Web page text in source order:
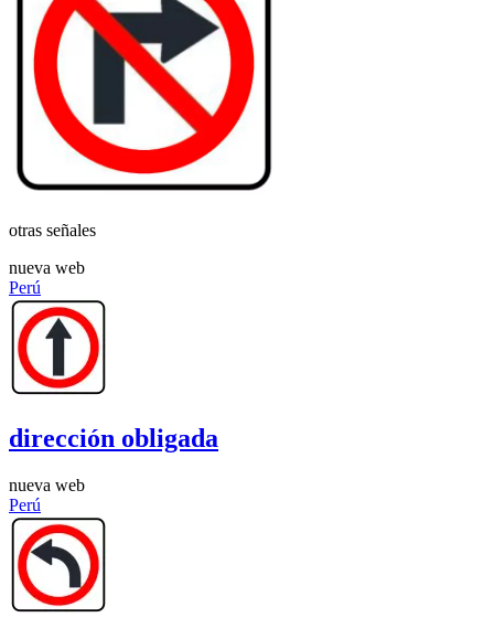
otras señales
nueva web
Perú
dirección obligada
nueva web
Perú